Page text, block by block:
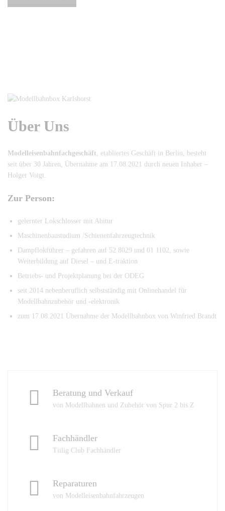
Über Uns
Modelleisenbahnfachgeschäft , etabliertes Geschäft in Berlin, besteht
seit über 30 Jahren, Übernahme am 17.08.2021 durch neuen Inhaber –
Holger Voigt.
Zur Person:
gelernter Lokschlosser mit Abitur
Maschinenbaustudium /Schienenfahrzeugtechnik
Dampflokführer – gefahren auf 52 8029 und 01 1102, sowie
Weiterbildung auf Diesel – und E-traktion
Betriebs- und Projektplanung bei der ODEG
seit 2014 nebenberuflich selbstständig mit Onlinehandel für
Modellbahnzubehör und -elektronik
zum 17.08.2021 Übernahme der Modellbahnbox von Winfried Brandt
Beratung und Verkauf
von Modellbahnen und Zubehör von Spur 2 bis Z
Fachhändler
Tiilig Club Fachhändler
Reparaturen
von Modelleisenbahnfahrzeugen